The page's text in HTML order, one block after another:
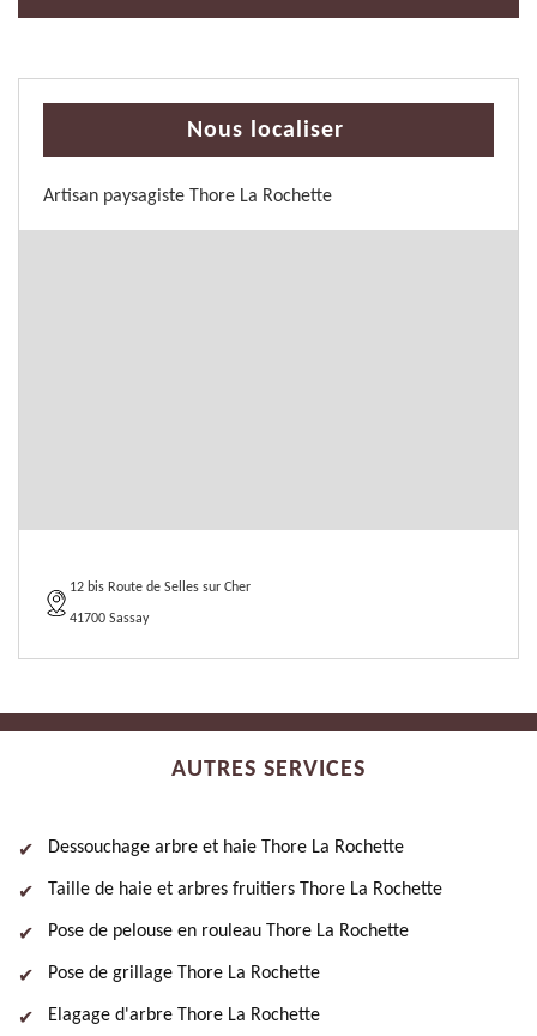
Nous localiser
Artisan paysagiste Thore La Rochette
12 bis Route de Selles sur Cher
41700 Sassay
AUTRES SERVICES
Dessouchage arbre et haie Thore La Rochette
Taille de haie et arbres fruitiers Thore La Rochette
Pose de pelouse en rouleau Thore La Rochette
Pose de grillage Thore La Rochette
Elagage d'arbre Thore La Rochette